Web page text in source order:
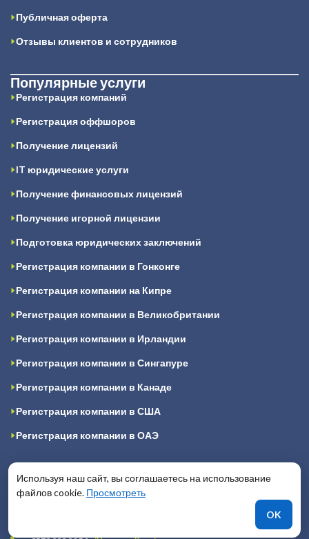
Публичная оферта
Отзывы клиентов и сотрудников
Популярные услуги
Регистрация компаний
Регистрация оффшоров
Получение лицензий
IT юридические услуги
Получение финансовых лицензий
Получение игорной лицензии
Подготовка юридических заключений
Регистрация компании в Гонконге
Регистрация компании на Кипре
Регистрация компании в Великобритании
Регистрация компании в Ирландии
Регистрация компании в Сингапуре
Регистрация компании в Канаде
Регистрация компании в США
Регистрация компании в ОАЭ
Контакты
+ 971 (58) 651 37 21 (Дубай, ОАЭ)
Используя наш сайт, вы соглашаетесь на использование
файлов cookie. Просмотреть
OK